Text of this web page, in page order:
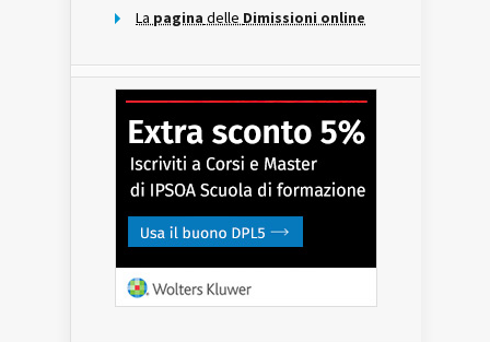
La pagina delle Dimissioni online